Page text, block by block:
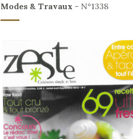
Modes & Travaux - N°1338